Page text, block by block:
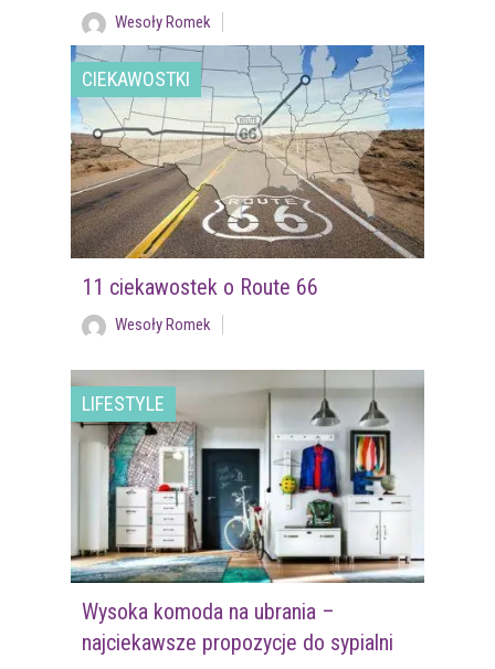
Wesoły Romek
CIEKAWOSTKI
11 ciekawostek o Route 66
Wesoły Romek
LIFESTYLE
Wysoka komoda na ubrania –
najciekawsze propozycje do sypialni